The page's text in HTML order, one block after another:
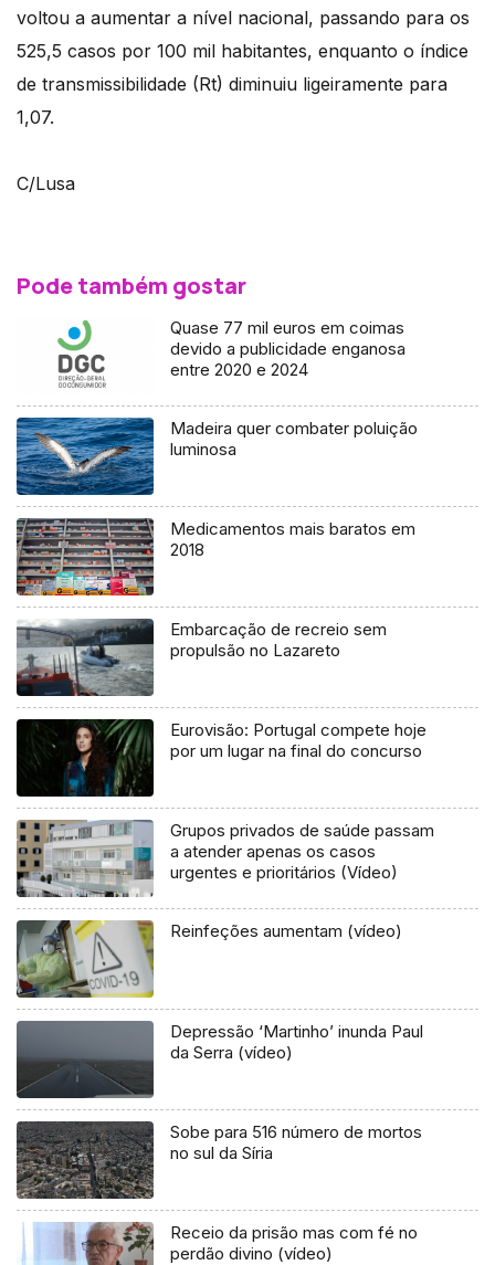
voltou a aumentar a nível nacional, passando para os
525,5 casos por 100 mil habitantes, enquanto o índice
de transmissibilidade (Rt) diminuiu ligeiramente para
1,07.
C/Lusa
Pode também gostar
Quase 77 mil euros em coimas
devido a publicidade enganosa
entre 2020 e 2024
Madeira quer combater poluição
luminosa
Medicamentos mais baratos em
2018
Embarcação de recreio sem
propulsão no Lazareto
Eurovisão: Portugal compete hoje
por um lugar na final do concurso
Grupos privados de saúde passam
a atender apenas os casos
urgentes e prioritários (Vídeo)
Reinfeções aumentam (vídeo)
Depressão ‘Martinho’ inunda Paul
da Serra (vídeo)
Sobe para 516 número de mortos
no sul da Síria
Receio da prisão mas com fé no
perdão divino (vídeo)